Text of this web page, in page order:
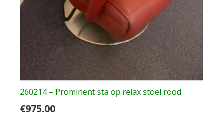
260214 – Prominent sta op relax stoel rood
€975.00